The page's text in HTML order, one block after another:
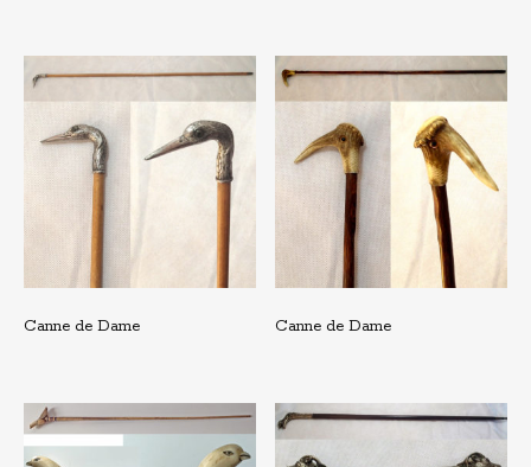
Canne de Dame Canne de Dame